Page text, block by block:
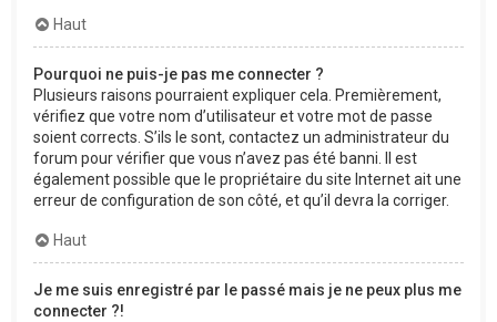
Haut
Pourquoi ne puis-je pas me connecter ?
Plusieurs raisons pourraient expliquer cela. Premièrement,
vérifiez que votre nom d’utilisateur et votre mot de passe
soient corrects. S’ils le sont, contactez un administrateur du
forum pour vérifier que vous n’avez pas été banni. Il est
également possible que le propriétaire du site Internet ait une
erreur de configuration de son côté, et qu’il devra la corriger.
Haut
Je me suis enregistré par le passé mais je ne peux plus me
connecter ?!